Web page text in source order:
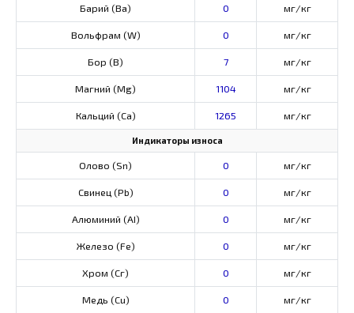
Барий (Ва) 0 мг/кг
Вольфрам (W) 0 мг/кг
Бор (В) 7 мг/кг
Магний (Mg) 1104 мг/кг
Кальций (Са) 1265 мг/кг
Индикаторы износа
Олово (Sn) 0 мг/кг
Свинец (Pb) 0 мг/кг
Алюминий (AI) 0 мг/кг
Железо (Fe) 0 мг/кг
Хром (Сг) 0 мг/кг
Медь (Cu) 0 мг/кг